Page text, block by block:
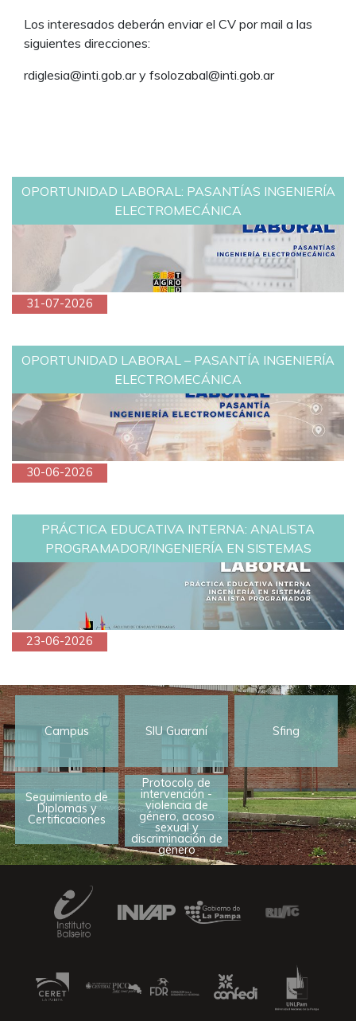
Los interesados deberán enviar el CV por mail a las
siguientes direcciones:
rdiglesia@inti.gob.ar y fsolozabal@inti.gob.ar
OPORTUNIDAD LABORAL: PASANTÍAS INGENIERÍA
ELECTROMECÁNICA
31-07-2026
OPORTUNIDAD LABORAL – PASANTÍA INGENIERÍA
ELECTROMECÁNICA
30-06-2026
PRÁCTICA EDUCATIVA INTERNA: ANALISTA
PROGRAMADOR/INGENIERÍA EN SISTEMAS
23-06-2026
Campus SIU Guaraní Sfing
Seguimiento de
Diplomas y
Certificaciones
Protocolo de
intervención -
violencia de
género, acoso
sexual y
discriminación de
género